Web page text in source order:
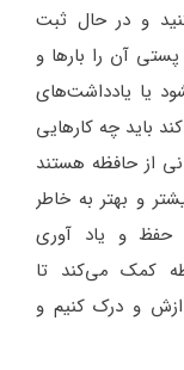
و در حال ثبت
آن را بارها و
یا یادداشت‌های
باید چه کارهایی
از حافظه هستند
و بهتر به خاطر
حفظ و یاد آوری
کمک می‌کند تا
و درک کنیم و